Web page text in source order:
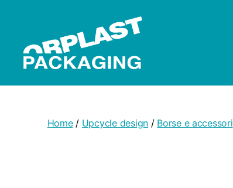
Packaging
Home/ Upcycle design/ Borse e accessori